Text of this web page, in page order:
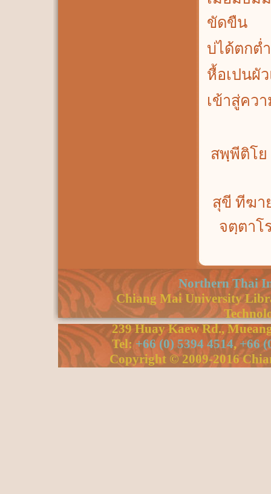
ขัดขืน
บ่ได้ตกต่
หื้อเปนผั
เข้าสู่คว
สพฺพีติโย
สุขี ทีฆา
จตฺตา
Northern Thai
Chiang Mai University
239 Huay Kaew Rd.,
Tel:+66 (0) 5394 4514,+66
Copyright © 2009-2016